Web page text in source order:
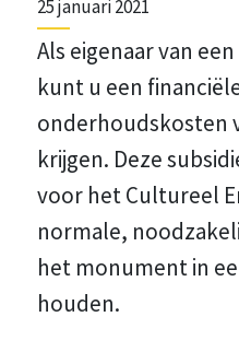
25 januari 2021
Als eigenaar van
kunt u een
onderhoudskosten
krijgen. Deze
voor het Cultureel
normale,
het monument in
houden.